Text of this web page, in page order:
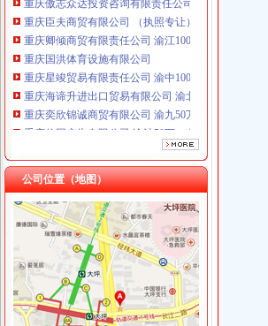
重庆臣夫商贸有限公司 （执照专让）
重庆卿倾商贸有限责任公司 渝江100万 （工商注册）
重庆国洪体育设施有限公司
重庆星竣贸易有限责任公司 渝中100万 （进出口权）
重庆海谛升进出口贸易有限公司 渝北100万 （进出口
重庆奕欣锦诚商贸有限公司 渝九50万 （工商注册）
重庆信同广告有限公司 渝沙50万 （工商注册）
重庆三虹房地产营销策划有限公司
公司位置（地图）
工商动态
我市重庆分公司注销出台在校大创办微型企业相关办
渝北局行政约谈沃尔玛超市重庆公司注销指出五点问
市局六项措施推进“双”重庆营业执照注销行动后期工